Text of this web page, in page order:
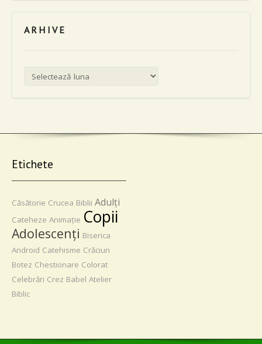
ARHIVE
Arhive
Etichete
Căsătorie Crucea Biblii Adulţi
Cateheze Animaţie Copii
Adolescenţi Biserica
Android Catehisme Crăciun
Botez Chestionare Colorat
Celebrări Crez Babel Atelier
Biblic